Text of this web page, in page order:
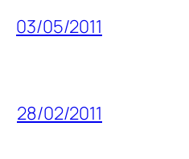
03/05/2011
28/02/2011